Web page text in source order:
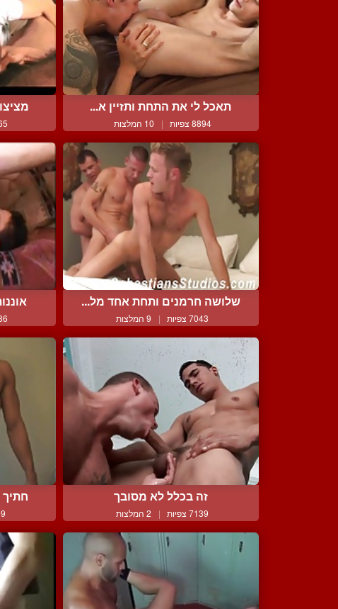
תאכל לי את התחת ותזיין א...
8894 צפיות | 10 המלצות
שלושה חרמנים ותחת אחד מל...
7043 צפיות | 9 המלצות
זה בכלל לא מסובך
7139 צפיות | 2 המלצות
חתיך